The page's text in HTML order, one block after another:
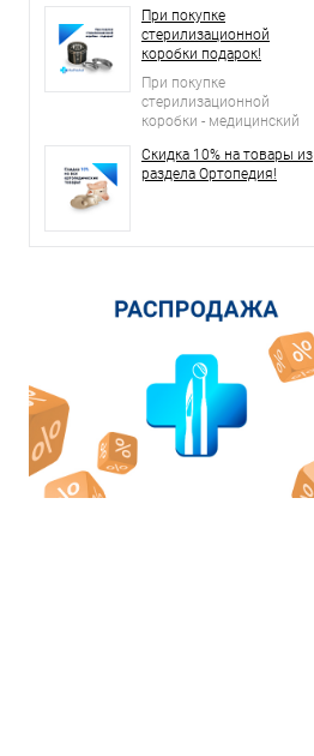
При покупке
стерилизационной
коробки подарок!
При покупке
стерилизационной
коробки - медицинский
Скидка 10% на товары из
раздела Ортопедия!